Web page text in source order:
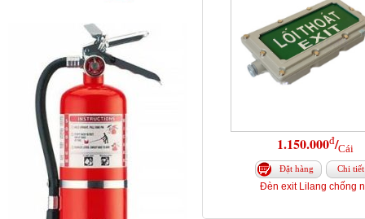
1.150.000đ/Cái
Đặt hàng Chi tiết
Đèn exit Lilang chống